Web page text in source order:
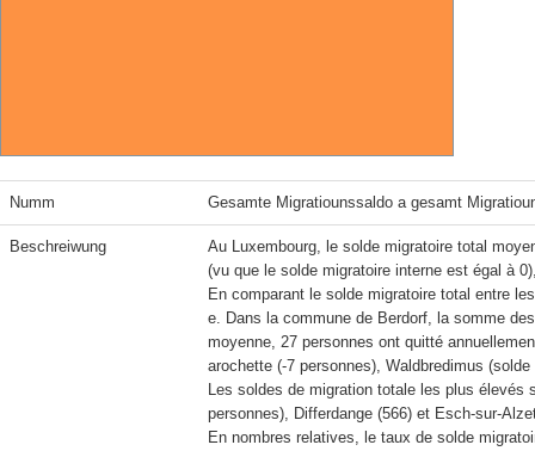
Numm Gesamte Migratiounssaldo a gesamt
Beschreiwung
Au Luxembourg, le solde migratoire total
(vu que le solde migratoire interne est égal à
En comparant le solde migratoire total entre
e. Dans la commune de Berdorf, la somme
moyenne, 27 personnes ont quitté
arochette (-7 personnes), Waldbredimus
Les soldes de migration totale les plus élevés
personnes), Differdange (566) et Esch-sur-
En nombres relatives, le taux de solde